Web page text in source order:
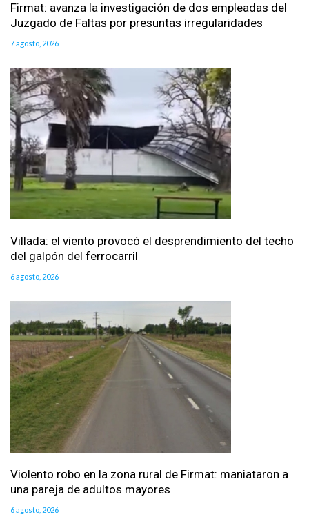
Firmat: avanza la investigación de dos empleadas del
Juzgado de Faltas por presuntas irregularidades
7 agosto, 2026
Villada: el viento provocó el desprendimiento del techo
del galpón del ferrocarril
6 agosto, 2026
Violento robo en la zona rural de Firmat: maniataron a
una pareja de adultos mayores
6 agosto, 2026